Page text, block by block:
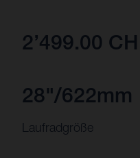
2’499.00
28"/622mm
Laufradgröße